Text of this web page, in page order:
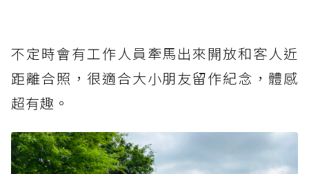
不定時會有工作人員牽馬出來開放和客人近
距離合照，很適合大小朋友留作紀念，體感
超有趣。